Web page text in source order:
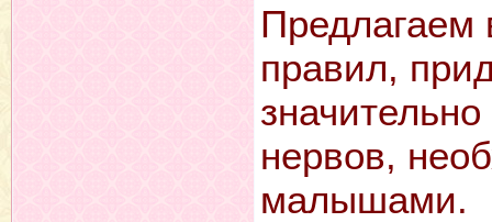
правил,
нервов,
малышами.